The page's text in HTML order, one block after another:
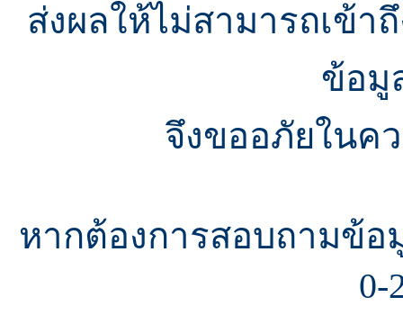
ส่งผลให้ไม่สามารถเข้า
ข้อมู
จึงขออภัยในค
หากต้องการสอบถามข้อ
0-